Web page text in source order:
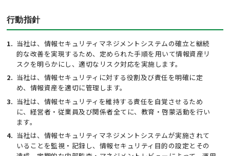
行動指針
当社は、情報セキュリティマネジメントシステムの確立と継続
的な改善を実現するため、定められた手順を用いて情報資産リ
スクを明らかにし、適切なリスク対応を実施します。
当社は、情報セキュリティに対する役割及び責任を明確に定
め、情報資産を適切に管理します。
当社は、情報セキュリティを維持する責任を自覚させるため
に、経営者・従業員及び関係者全てに、教育・啓蒙活動を行い
ます。
当社は、情報セキュリティマネジメントシステムが実施されて
いることを監視・記録し、情報セキュリティ目的の設定とその